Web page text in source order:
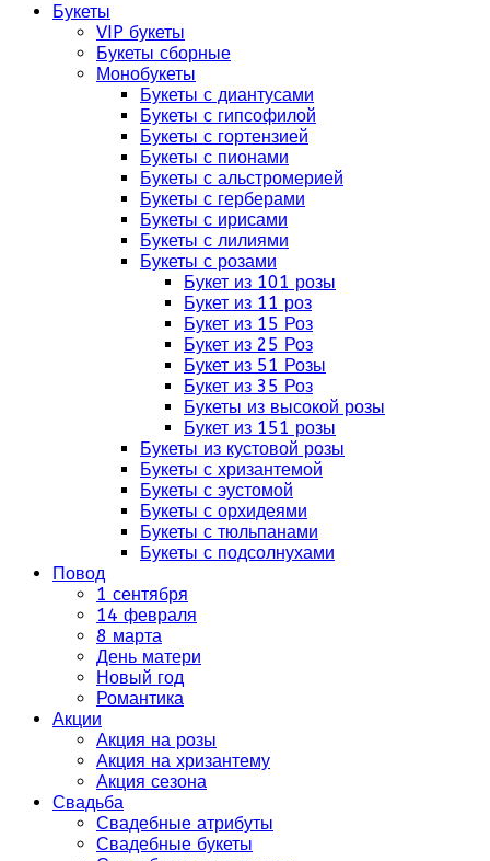
Букеты
VIP букеты
Букеты сборные
Монобукеты
Букеты с диантусами
Букеты с гипсофилой
Букеты с гортензией
Букеты с пионами
Букеты с альстромерией
Букеты с герберами
Букеты с ирисами
Букеты с лилиями
Букеты с розами
Букет из 101 розы
Букет из 11 роз
Букет из 15 Роз
Букет из 25 Роз
Букет из 51 Розы
Букет из 35 Роз
Букеты из высокой розы
Букет из 151 розы
Букеты из кустовой розы
Букеты с хризантемой
Букеты с эустомой
Букеты с орхидеями
Букеты с тюльпанами
Букеты с подсолнухами
Повод
1 сентября
14 февраля
8 марта
День матери
Новый год
Романтика
Акции
Акция на розы
Акция на хризантему
Акция сезона
Свадьба
Свадебные атрибуты
Свадебные букеты